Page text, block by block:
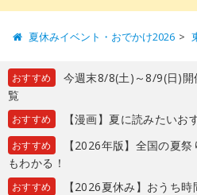
夏休みイベント・おでかけ2026
おすすめ
今週末8/8(土)～8/9(日)
覧
おすすめ 【漫画】夏に読みたいお
おすすめ
【2026年版】全国の夏
もわかる！
おすすめ
【2026夏休み】おうち